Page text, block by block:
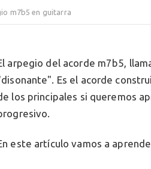
m7b5 en guitarra
arpegio del acorde m7b5,
Es el acorde
los principales si queremos
este artículo vamos a